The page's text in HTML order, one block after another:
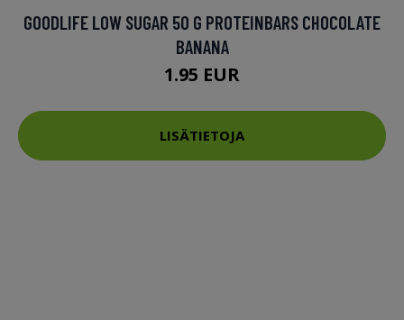
GOODLIFE LOW SUGAR 50 G PROTEINBARS CHOCOLATE
BANANA
1.95 EUR
LISÄTIETOJA